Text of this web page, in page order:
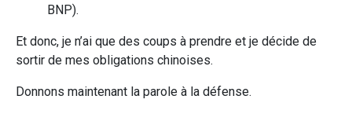
BNP).
Et donc, je n’ai que des coups à prendre et je décide de
sortir de mes obligations chinoises.
Donnons maintenant la parole à la défense.